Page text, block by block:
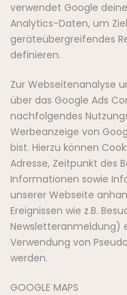
verwendet Google
Analytics-Daten, um
geräteübergreifendes
definieren.
Zur Webseitenanalyse
über das Google Ads
nachfolgendes
Werbeanzeige von
bist. Hierzu können
Adresse, Zeitpunkt des
Informationen sowie
unserer Webseite
Ereignissen wie z.B.
Newsletteranmeldung)
Verwendung von
werden.
GOOGLE MAPS